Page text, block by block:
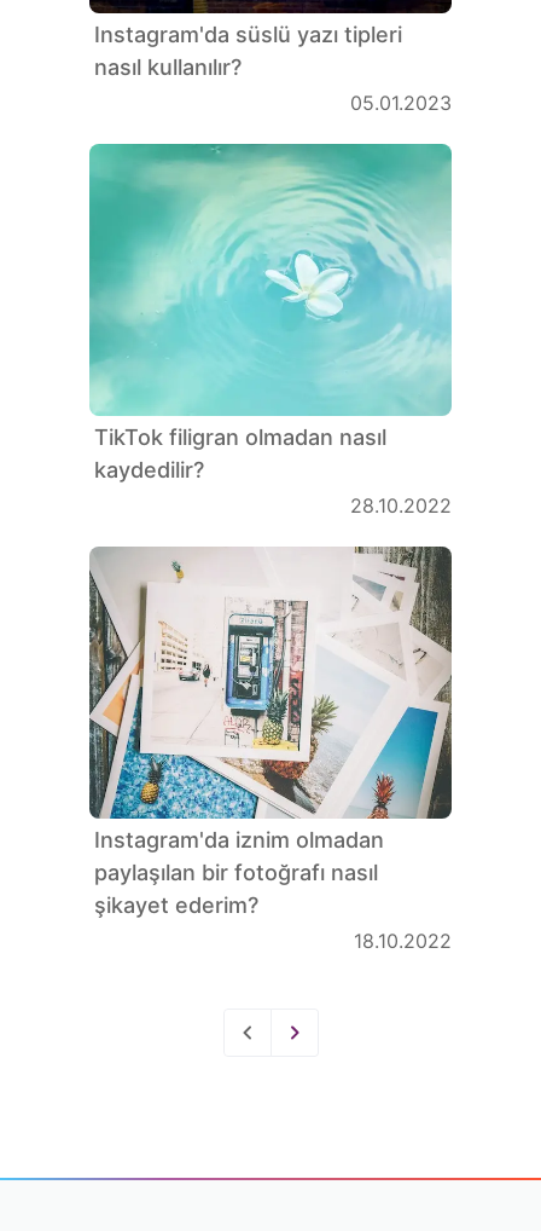
Instagram'da süslü yazı tipleri
nasıl kullanılır?
05.01.2023
TikTok filigran olmadan nasıl
kaydedilir?
28.10.2022
Instagram'da iznim olmadan
paylaşılan bir fotoğrafı nasıl
şikayet ederim?
18.10.2022